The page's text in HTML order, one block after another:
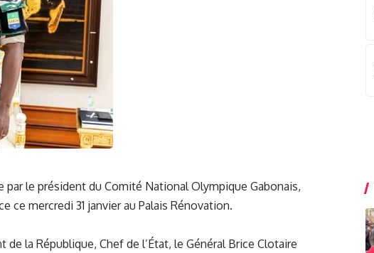
le président du Comité National Olympique Gabonais,
ce mercredi 31 janvier au Palais Rénovation.
de la République, Chef de l’État, le Général Brice Clotaire